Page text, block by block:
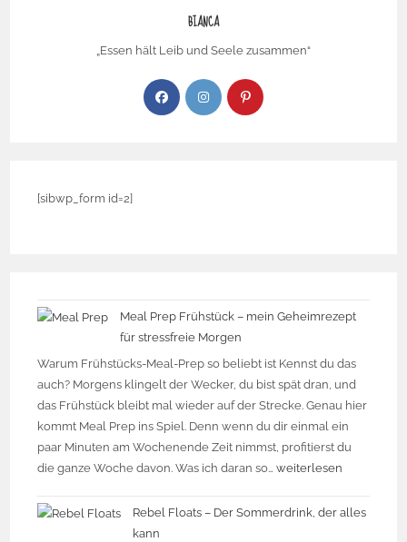
BIANCA
„Essen hält Leib und Seele zusammen“
[sibwp_form id=2]
Meal Prep Frühstück – mein Geheimrezept
für stressfreie Morgen
Warum Frühstücks-Meal-Prep so beliebt ist Kennst du das
auch? Morgens klingelt der Wecker, du bist spät dran, und
das Frühstück bleibt mal wieder auf der Strecke. Genau hier
kommt Meal Prep ins Spiel. Denn wenn du dir einmal ein
paar Minuten am Wochenende Zeit nimmst, profitierst du
die ganze Woche davon. Was ich daran so…weiterlesen
Rebel Floats – Der Sommerdrink, der alles
kann